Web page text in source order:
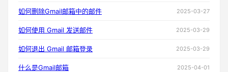
如何删除Gmail邮箱中的邮件 2025-03-27
如何使用 Gmail 发送邮件 2025-03-29
如何退出 Gmail 邮箱登录 2025-03-29
什么是Gmail邮箱 2025-04-01